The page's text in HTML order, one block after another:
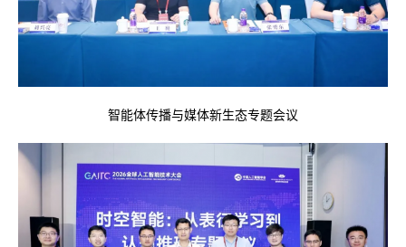
智能体传播与媒体新生态专题会议